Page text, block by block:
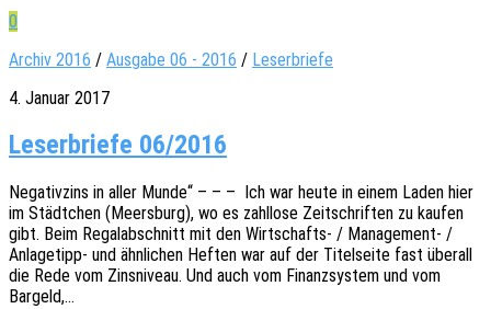
0
Archiv 2016 / Ausgabe 06 - 2016 / Leserbriefe
4. Januar 2017
Leserbriefe 06/2016
Nega­tiv­zins in aller Munde“ – – – Ich war heute in einem Laden hier
im Städt­chen (Meers­burg), wo es zahl­lo­se Zeit­schrif­ten zu kaufen
gibt. Beim Rega­lab­schnitt mit den Wirt­­schafts- / Mana­ge­­ment- /
Anla­­ge­­tipp- und ähnli­chen Heften war auf der Titel­sei­te fast über­all
die Rede vom Zins­ni­veau. Und auch vom Finanz­sys­tem und vom
Bargeld,…